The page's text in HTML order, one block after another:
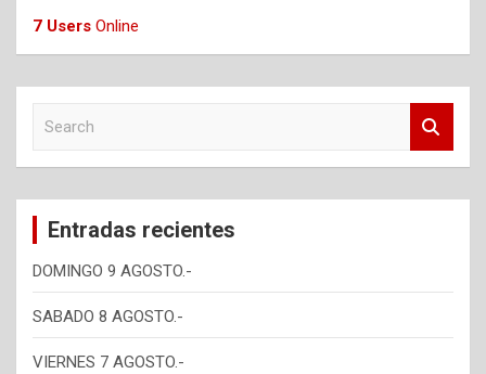
7 Users Online
c
Entradas recientes
DOMINGO 9 AGOSTO.-
SABADO 8 AGOSTO.-
VIERNES 7 AGOSTO.-